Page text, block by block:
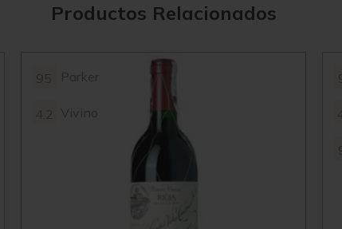
Productos Relacionados
Parker
Vivino